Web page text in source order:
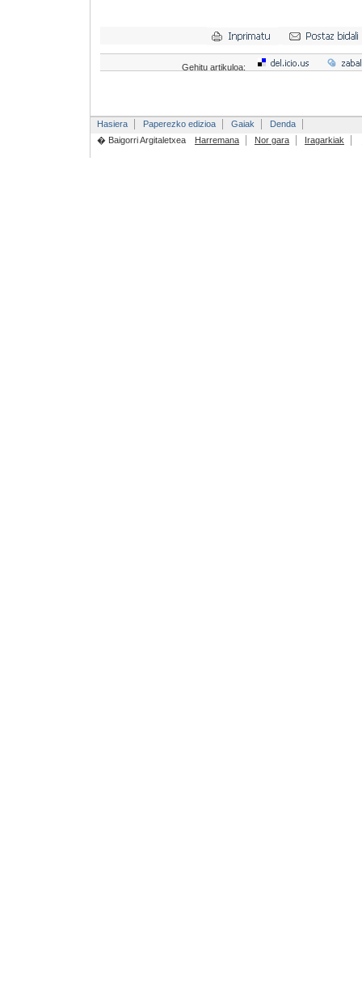
Gehitu artikuloa:
Hasiera Paperezko edizioa Gaiak
Denda
� Baigorri Argitaletxea
Harremana Nor gara Iragarkiak